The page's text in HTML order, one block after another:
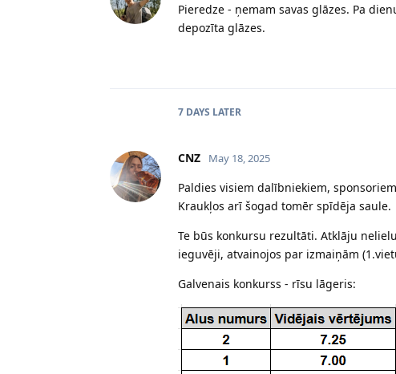
Pieredze - ņemam savas glāzes. Pa
depozīta glāzes.
7 DAYS LATER
CNZ May 18, 2025
Paldies visiem dalībniekiem,
Kraukļos arī šogad tomēr spīdēja saule.
Te būs konkursu rezultāti. Atklāju
ieguvēji, atvainojos par izmaiņām
Galvenais konkurss - rīsu lāgeris: